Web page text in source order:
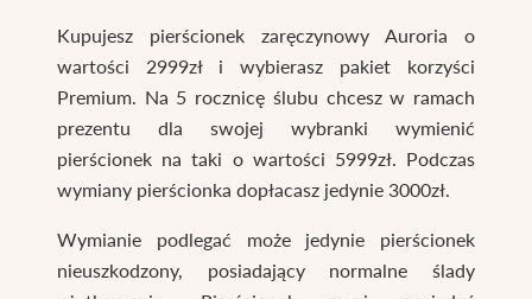
Kupujesz pierścionek zaręczynowy Auroria o
wartości 2999zł i wybierasz pakiet korzyści
Premium. Na 5 rocznicę ślubu chcesz w ramach
prezentu dla swojej wybranki wymienić
pierścionek na taki o wartości 5999zł. Podczas
wymiany pierścionka dopłacasz jedynie 3000zł.
Wymianie podlegać może jedynie pierścionek
nieuszkodzony, posiadający normalne ślady